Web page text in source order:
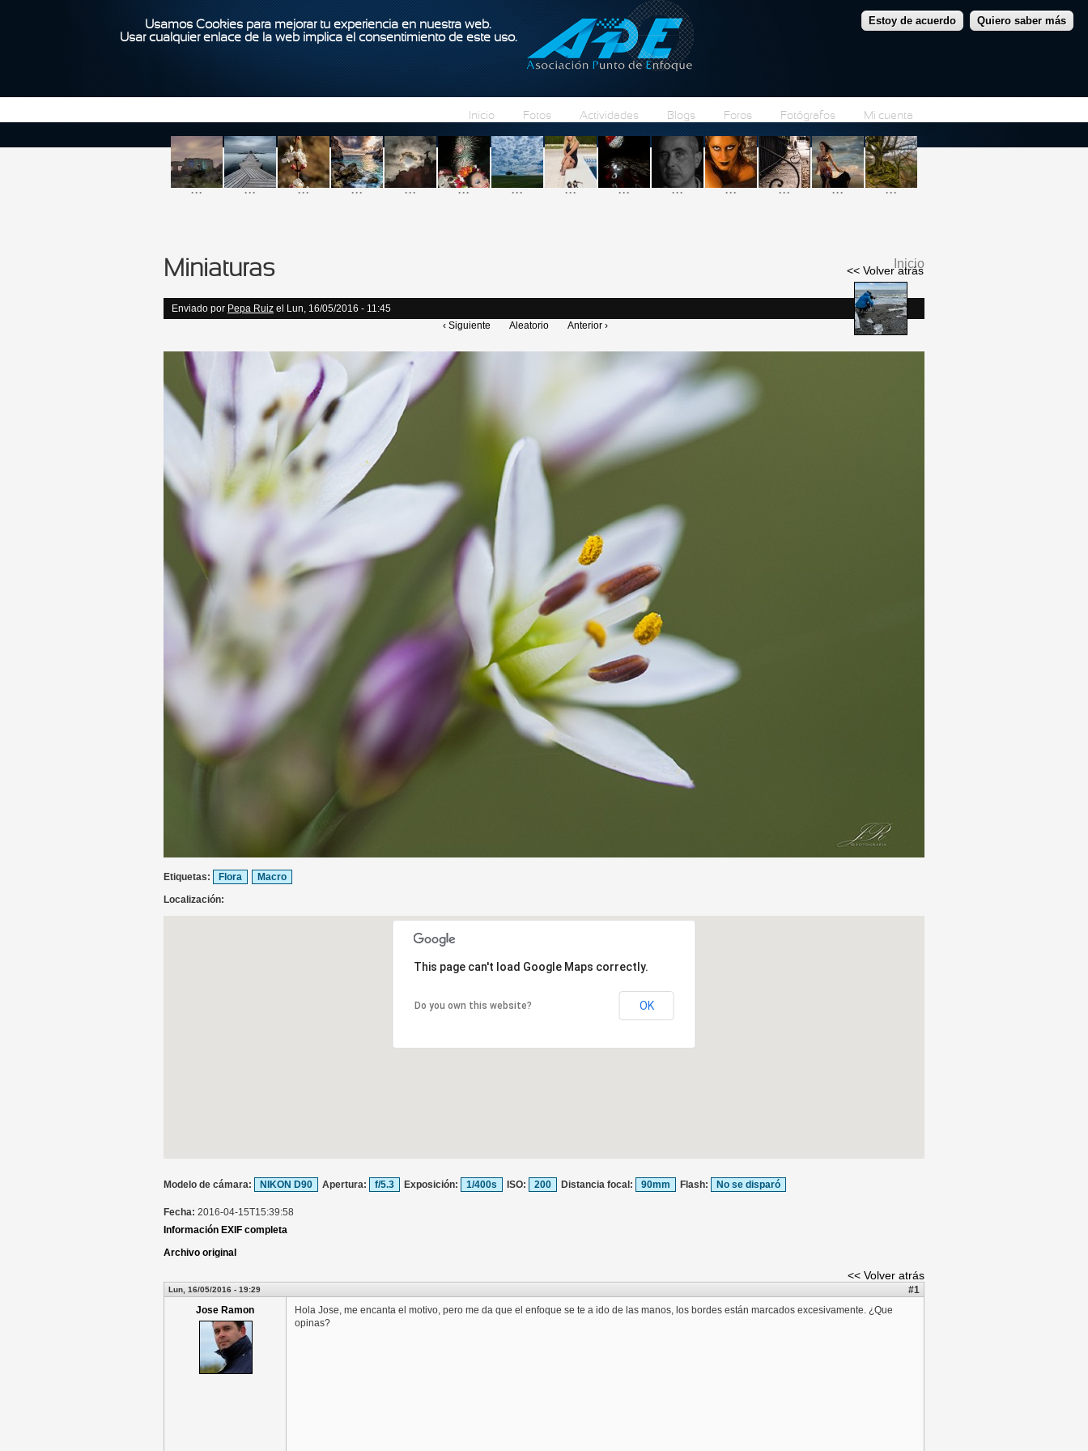
Usamos Cookies para mejorar tu experiencia en nuestra web.
Usar cualquier enlace de la web implica el consentimiento de este uso.
Estoy de acuerdo Quiero saber más
Pasar al contenido principal
Inicio Fotos Actividades Blogs Foros Fotógrafos Mi cuenta
... ... ... ... ... ... ... ... ... ... ... ... ... ...
Se encuentra usted
aquí
Inicio
Miniaturas << Volver atrás
Enviado por Pepa Ruiz el Lun, 16/05/2016 - 11:45
‹ Siguiente
Aleatorio Anterior ›
Etiquetas: Flora
Macro
Localización:
This page can't load Google Maps correctly.
Do you own this website? OK
Modelo de cámara: NIKON D90 Apertura: f/5.3 Exposición: 1/400s ISO: 200 Distancia focal: 90mm Flash: No se disparó
Fecha: 2016-04-15T15:39:58
Información EXIF completa
Archivo original
<< Volver atrás
Lun, 16/05/2016 - 19:29
#1
Jose Ramon
Hola Jose, me encanta el motivo, pero me da que el enfoque se te a ido de las manos, los bordes están marcados excesivamente. ¿Que
opinas?